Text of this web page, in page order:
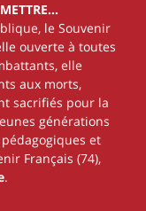
le Souvenir
ouverte à toutes
elle
aux morts,
sacrifiés pour la
générations
et
Français (74),
.